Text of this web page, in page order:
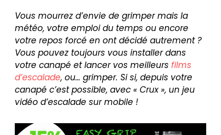
Vous mourrez d’envie de grimper mais la
météo, votre emploi du temps ou encore
votre repos forcé en ont décidé autrement ?
Vous pouvez toujours vous installer dans
votre canapé et lancer vos meilleurs films
d’escalade, ou… grimper. Si si, depuis votre
canapé c’est possible, avec « Crux », un jeu
vidéo d’escalade sur mobile !